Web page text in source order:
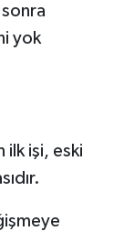
sonra
yok
ilk işi, eski